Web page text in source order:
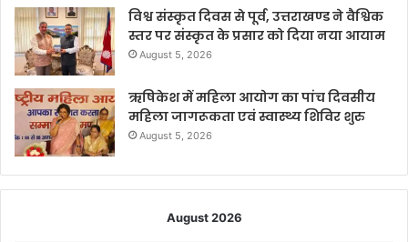
विश्व संस्कृत दिवस से पूर्व, उत्तराखण्ड ने वैश्विक
स्तर पर संस्कृत के प्रसार को दिया नया आयाम
August 5, 2026
ऋषिकेश में महिला आयोग का पांच दिवसीय
महिला जागरूकता एवं स्वास्थ्य शिविर शुरु
August 5, 2026
August 2026